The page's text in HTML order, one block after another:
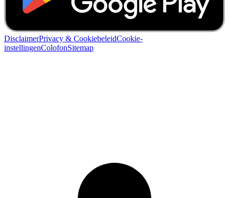
DisclaimerPrivacy & CookiebeleidCookie-
instellingenColofonSitemap